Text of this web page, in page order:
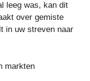
leeg was, kan dit
over gemiste
in uw streven naar
markten